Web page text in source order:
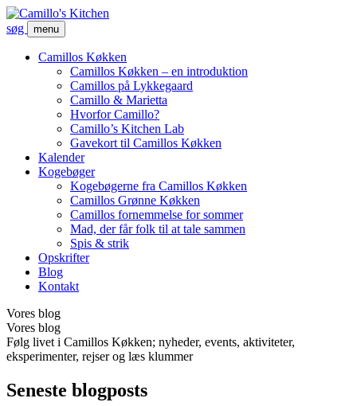
søg menu
Camillos Køkken
Camillos Køkken – en introduktion
Camillos på Lykkegaard
Camillo & Marietta
Hvorfor Camillo?
Camillo’s Kitchen Lab
Gavekort til Camillos Køkken
Kalender
Kogebøger
Kogebøgerne fra Camillos Køkken
Camillos Grønne Køkken
Camillos fornemmelse for sommer
Mad, der får folk til at tale sammen
Spis & strik
Opskrifter
Blog
Kontakt
Vores blog
Vores blog
Følg livet i Camillos Køkken; nyheder, events, aktiviteter,
eksperimenter, rejser og læs klummer
Seneste blogposts